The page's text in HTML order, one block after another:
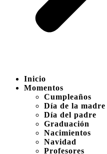
Inicio
Momentos
Cumpleaños
Día de la madre
Día del padre
Graduación
Nacimientos
Navidad
Profesores